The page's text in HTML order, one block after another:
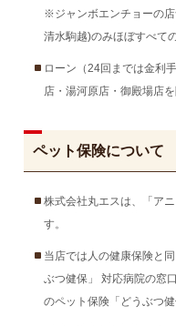
※ジャンボエンチョーの店
清水駒越)のみほぼすべて
ローン（24回までは金利
店・湯河原店・御殿場店を
ペット保険について
株式会社丸エスは、「ア
す。
当店では人の健康保険と
ぶつ健保」 対応病院の窓
のペット保険「どうぶつ